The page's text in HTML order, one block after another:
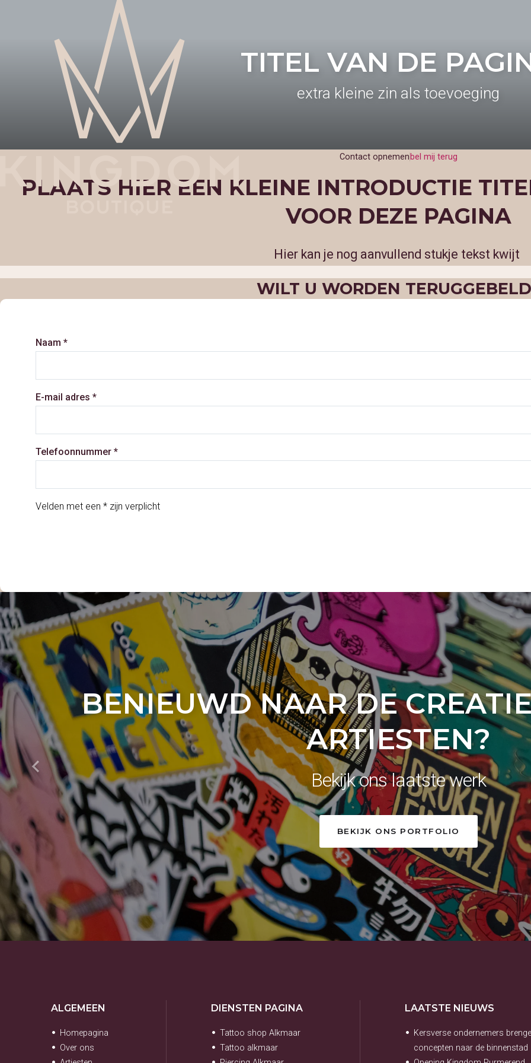
TITEL VAN DE
extra kleine zin als toevoeging
Contact opnemen bel mij terug
PLAATS HIER EEN KLEINE INTRODUCTIE
VOOR DEZE PAGINA
Hier kan je nog aanvullend stukje tekst kwijt
WILT U WORDEN
Naam *
E-mail adres *
Telefoonnummer *
Velden met een * zijn verplicht
BENIEUWD NAAR DE
ARTIESTEN?
Bekijk ons laatste werk
BEKIJK ONS PORTFOLIO
ALGEMEEN
Homepagina
Over ons
DIENSTEN PAGINA
Tattoo shop Alkmaar
Tattoo alkmaar
LAATSTE NIEUWS
Kersverse ondernemers
concepten naar de binnenstad